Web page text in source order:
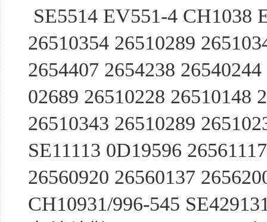
SE5514 EV551-4 CH1038
26510354 26510289
2654407 2654238
02689 26510228 26510148
26510343 26510289
SE11113 0D19596
26560920 26560137
CH10931/996-545